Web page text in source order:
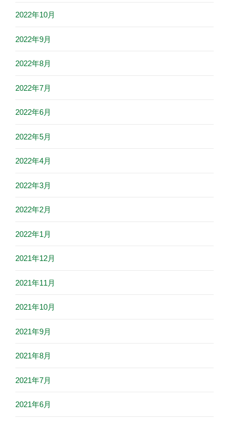
2022年10月
2022年9月
2022年8月
2022年7月
2022年6月
2022年5月
2022年4月
2022年3月
2022年2月
2022年1月
2021年12月
2021年11月
2021年10月
2021年9月
2021年8月
2021年7月
2021年6月